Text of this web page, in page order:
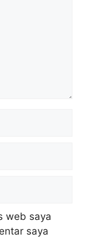
web saya
saya